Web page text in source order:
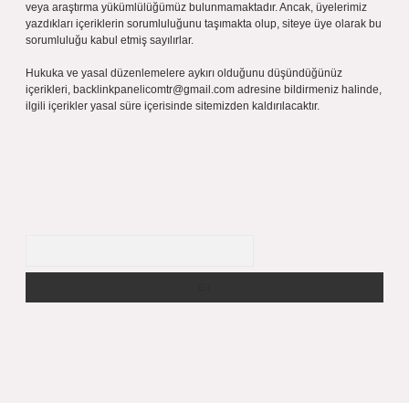
veya araştırma yükümlülüğümüz bulunmamaktadır. Ancak, üyelerimiz
yazdıkları içeriklerin sorumluluğunu taşımakta olup, siteye üye olarak bu
sorumluluğu kabul etmiş sayılırlar.
Hukuka ve yasal düzenlemelere aykırı olduğunu düşündüğünüz
içerikleri, backlinkpanelicomtr@gmail.com adresine bildirmeniz halinde,
ilgili içerikler yasal süre içerisinde sitemizden kaldırılacaktır.